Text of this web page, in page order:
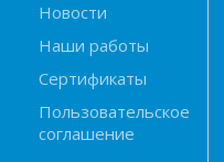
Новости
Наши работы
Сертификаты
Пользовательское
соглашение